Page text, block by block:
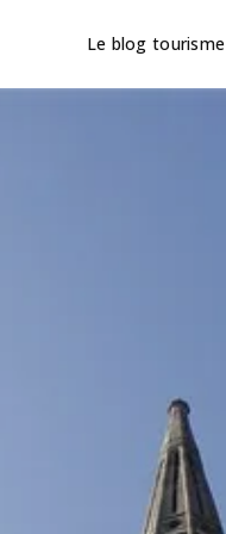
en Hauts de France
Le blog tourisme